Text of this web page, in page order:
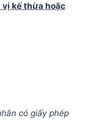
vị kế thừa hoặc
có giấy phép